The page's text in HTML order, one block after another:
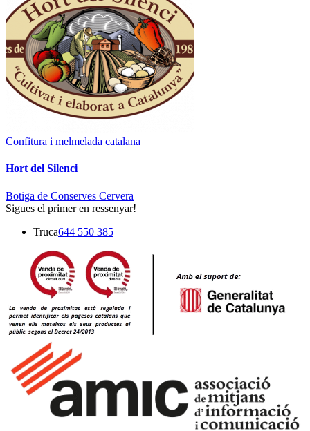
Confitura i melmelada catalana
Hort del Silenci
Botiga de Conserves Cervera
Sigues el primer en ressenyar!
Truca644 550 385